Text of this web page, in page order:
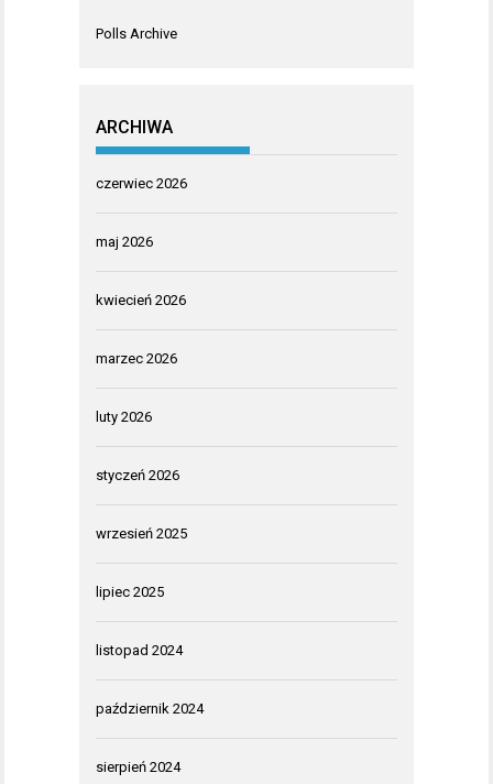
Polls Archive
ARCHIWA
czerwiec 2026
maj 2026
kwiecień 2026
marzec 2026
luty 2026
styczeń 2026
wrzesień 2025
lipiec 2025
listopad 2024
październik 2024
sierpień 2024